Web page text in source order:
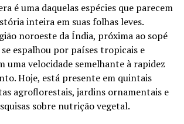
é uma daquelas espécies que parecem
inteira em suas folhas leves.
noroeste da Índia, próxima ao sopé
espalhou por países tropicais e
uma velocidade semelhante à rapidez
Hoje, está presente em quintais
agroflorestais, jardins ornamentais e
sobre nutrição vegetal.